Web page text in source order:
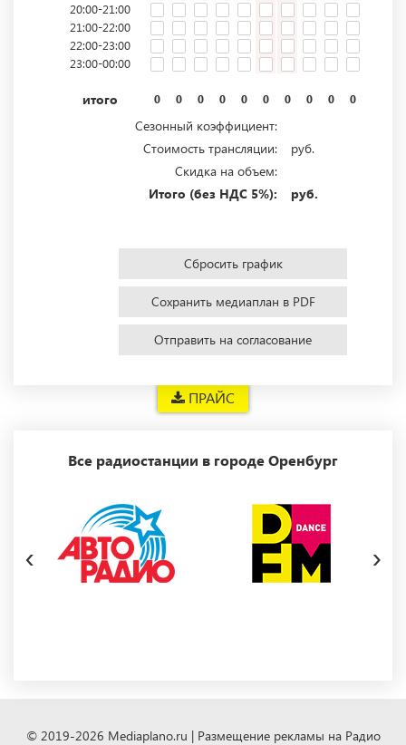
ПРАЙС
20:00-21:00
21:00-22:00
22:00-23:00
23:00-00:00
итого 0 0 0 0 0 0 0 0 0 0
Сезонный коэффициент:
Стоимость трансляции:
руб.
Скидка на объем:
Итого (без НДС 5%):
руб.
Сбросить график
Сохранить медиаплан в PDF
Отправить на согласование
Все радиостанции в городе Оренбург
‹ ›
© 2019-2026 Mediaplano.ru | Размещение рекламы на Радио